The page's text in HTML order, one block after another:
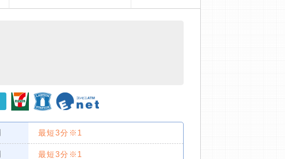
最短3分※1
最短3分※1